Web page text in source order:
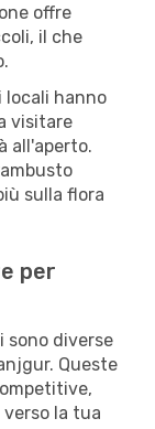
offre
il che
locali hanno
visitare
all'aperto.
sulla flora
per
sono diverse
Queste
la tua